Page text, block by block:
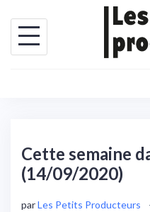
Cette semaine
(14/09/2020)
parLes Petits Producteurs